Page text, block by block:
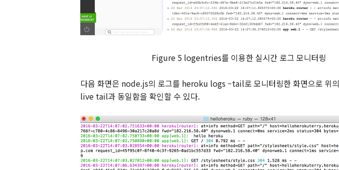
Figure 5 logentries를 이용한 실시간 로그 모니터링
다음 화면은 node.js의 로그를 heroku logs –tail로 모니터링한 화면으로 위의
live tail과 동일함을 확인할 수 있다.